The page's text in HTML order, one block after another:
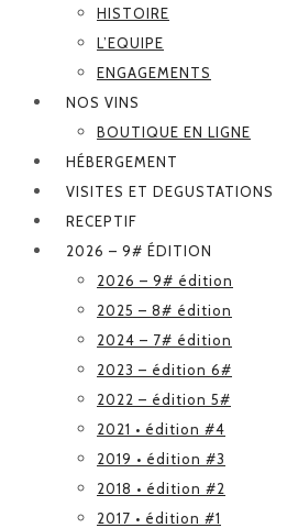
HISTOIRE
L’EQUIPE
ENGAGEMENTS
NOS VINS
BOUTIQUE EN LIGNE
HÉBERGEMENT
VISITES ET DEGUSTATIONS
RECEPTIF
2026 – 9# ÉDITION
2026 – 9# édition
2025 – 8# édition
2024 – 7# édition
2023 – édition 6#
2022 – édition 5#
2021 • édition #4
2019 • édition #3
2018 • édition #2
2017 • édition #1